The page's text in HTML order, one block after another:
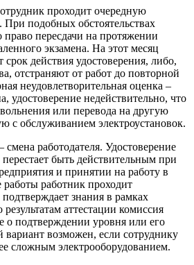
проходит очередную
подобных обстоятельствах
право пересдачи на протяжении
экзамена. На этот месяц
действия удостоверения, либо,
отстраняют от работ до повторной
неудовлетворительная оценка –
удостоверение недействительно, что
или перевода на другую
с обслуживанием электроустановок.
работодателя. Удостоверение
быть действительным при
и принятии на работу в
работник проходит
знания в рамках
аттестации комиссия
о подтверждении уровня или его
возможен, если сотруднику
сложным электрооборудованием.